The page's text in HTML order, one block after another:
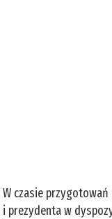
W czasie
i prezydenta w